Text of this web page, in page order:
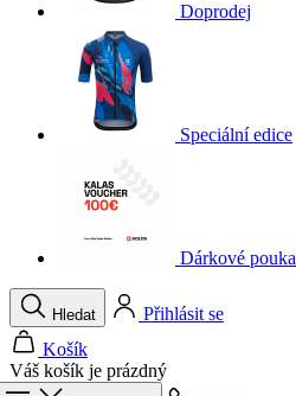
Doprodej
Speciální edice
Dárkové
Hledat
Přihlásit se
Košík
Váš košík je prázdný